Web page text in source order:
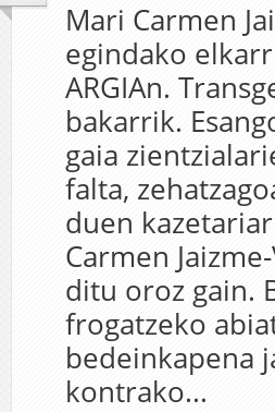
Mari Carmen
egindako
ARGIAn.
bakarrik.
gaia
falta,
duen
Carmen
ditu oroz gain.
frogatzeko
bedeinkapena
kontrako...